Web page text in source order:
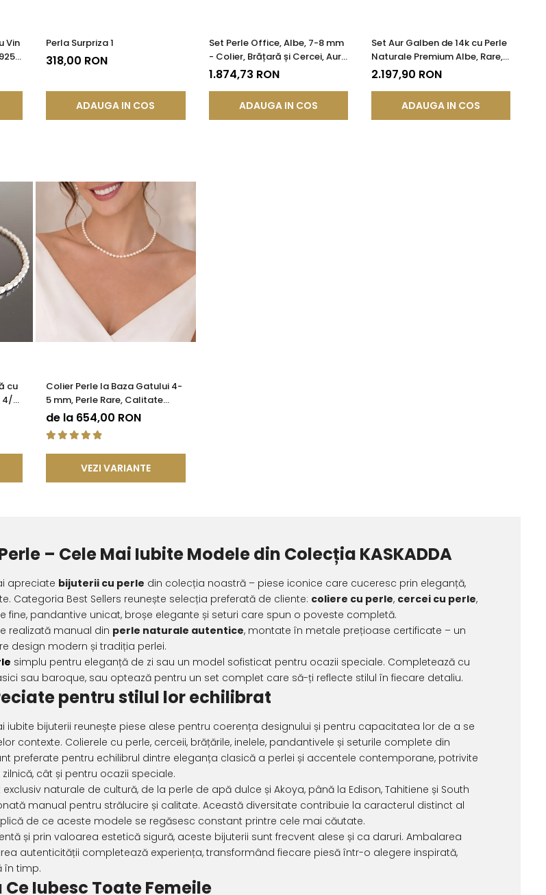
Vin
-
Perla Surpriza 1
318,00 RON
ADAUGA IN COS
Set Perle Office, Albe, 7-8 mm
- Colier, Brățară și Cercei, Aur
Galben 14K | KASKADDA®
1.874,73 RON
ADAUGA IN COS
Set Aur Galben de 14k cu Perle
Naturale Premium Albe, Rare,
Forma Lacrima, de 12/9 mm |
KASKADDA®
2.197,90 RON
ADAUGA IN COS
cu
4/6
Colier Perle la Baza Gatului 4-
5 mm, Perle Rare, Calitate
AAA+, Argint 925 | KASKADDA®
de la 654,00 RON
VEZI VARIANTE
– Cele Mai Iubite Modele din Colecția KASKADDA
apreciate bijuterii cu perle din colecția noastră – piese iconice care cuceresc prin eleganță,
Categoria Best Sellers reunește selecția preferată de cliente: coliere cu perle, cercei cu perle,
fine, pandantive unicat, broșe elegante și seturi care spun o poveste completă.
realizată manual din perle naturale autentice, montate în metale prețioase certificate – un
design modern și tradiția perlei.
simplu pentru eleganță de zi sau un model sofisticat pentru ocazii speciale. Completează cu
sau baroque, sau optează pentru un set complet care să-ți reflecte stilul în fiecare detaliu.
pentru stilul lor echilibrat
iubite bijuterii reunește piese alese pentru coerența designului și pentru capacitatea lor de a se
contexte. Colierele cu perle, cerceii, brățările, inelele, pandantivele și seturile complete din
preferate pentru echilibrul dintre eleganța clasică a perlei și accentele contemporane, potrivite
cât și pentru ocazii speciale.
exclusiv naturale de cultură, de la perle de apă dulce și Akoya, până la Edison, Tahitiene și South
manual pentru strălucire și calitate. Această diversitate contribuie la caracterul distinct al
de ce aceste modele se regăsesc constant printre cele mai căutate.
și prin valoarea estetică sigură, aceste bijuterii sunt frecvent alese și ca daruri. Ambalarea
autenticității completează experiența, transformând fiecare piesă într-o alegere inspirată,
în timp.
Ce Iubesc Toate Femeile